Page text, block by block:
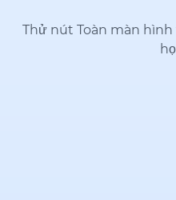
Thử nút Toàn màn